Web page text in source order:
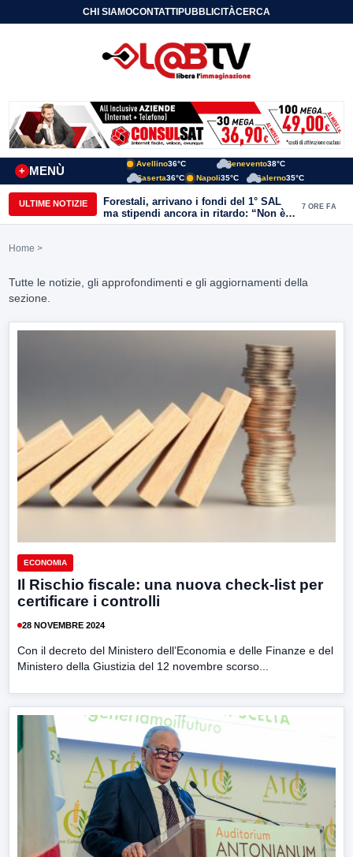
CHI SIAMOCONTATTIPUBBLICITÀCERCA
MENÙ
+
Avellino36°C Benevento38°C
Caserta36°C Napoli35°C Salerno35°C
ULTIME NOTIZIE
Forestali, arrivano i fondi del 1° SAL
ma stipendi ancora in ritardo: “Non è
più sostenibile”
7 ORE FA
Home >
Tutte le notizie, gli approfondimenti e gli aggiornamenti della
sezione.
ECONOMIA
Il Rischio fiscale: una nuova check-list per
certificare i controlli
28 NOVEMBRE 2024
Con il decreto del Ministero dell’Economia e delle Finanze e del
Ministero della Giustizia del 12 novembre scorso...